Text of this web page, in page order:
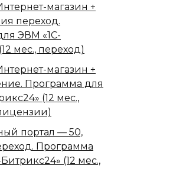
магазин +
переход.
ЭВМ «1С-
мес., переход)
магазин +
Программа для
(12 мес.,
портал — 50,
Программа
(12 мес.,